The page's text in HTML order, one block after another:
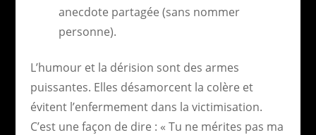
anecdote partagée (sans nommer
personne).
L’humour et la dérision sont des armes
puissantes. Elles désamorcent la colère et
évitent l’enfermement dans la victimisation.
C’est une façon de dire : « Tu ne mérites pas ma